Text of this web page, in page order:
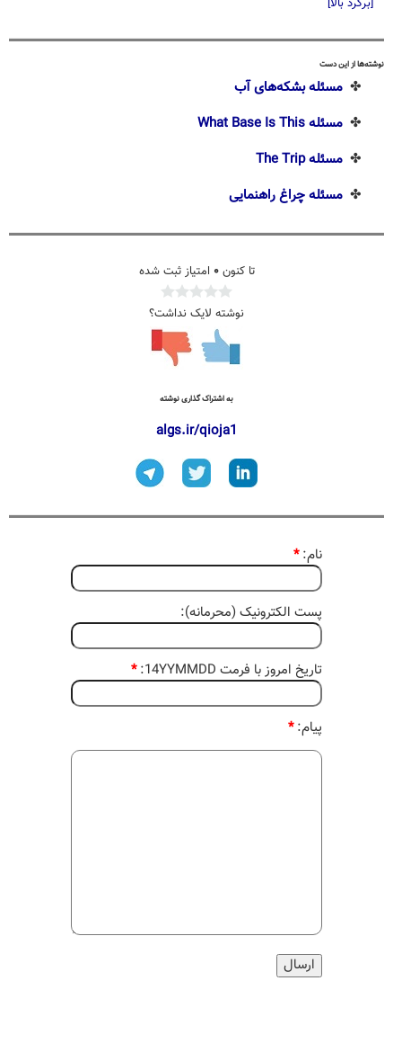
نوشته‌ها از این دست
✤مسئله بشکه‌های آب
✤مسئله What Base Is This
✤مسئله‌ The Trip
✤مسئله چراغ راهنمایی
تا کنون۰امتیاز ثبت شده
نوشته لایک نداشت؟
به اشتراک گذاری نوشته
algs.ir/qioja1
نام:*
پست الکترونیک (محرمانه):
تاریخ امروز با فرمت 14YYMMDD: *
پیام:*